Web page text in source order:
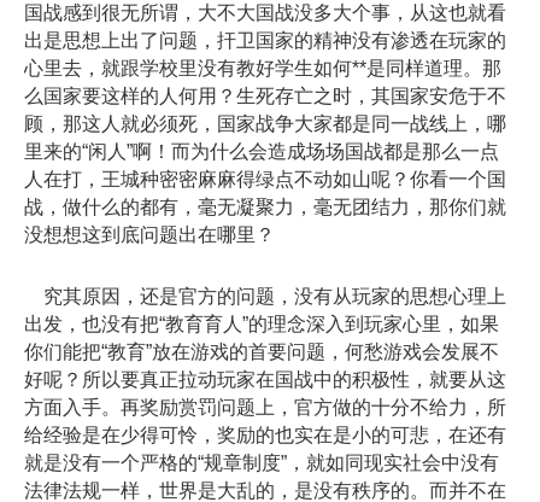
国战感到很无所谓，大不大国战没多大个事，从这也就看
出是思想上出了问题，扞卫国家的精神没有渗透在玩家的
心里去，就跟学校里没有教好学生如何**是同样道理。那
么国家要这样的人何用？生死存亡之时，其国家安危于不
顾，那这人就必须死，国家战争大家都是同一战线上，哪
里来的“闲人”啊！而为什么会造成场场国战都是那么一点
人在打，王城种密密麻麻得绿点不动如山呢？你看一个国
战，做什么的都有，毫无凝聚力，毫无团结力，那你们就
没想想这到底问题出在哪里？
究其原因，还是官方的问题，没有从玩家的思想心理上
出发，也没有把“教育育人”的理念深入到玩家心里，如果
你们能把“教育”放在游戏的首要问题，何愁游戏会发展不
好呢？所以要真正拉动玩家在国战中的积极性，就要从这
方面入手。再奖励赏罚问题上，官方做的十分不给力，所
给经验是在少得可怜，奖励的也实在是小的可悲，在还有
就是没有一个严格的“规章制度”，就如同现实社会中没有
法律法规一样，世界是大乱的，是没有秩序的。而并不在